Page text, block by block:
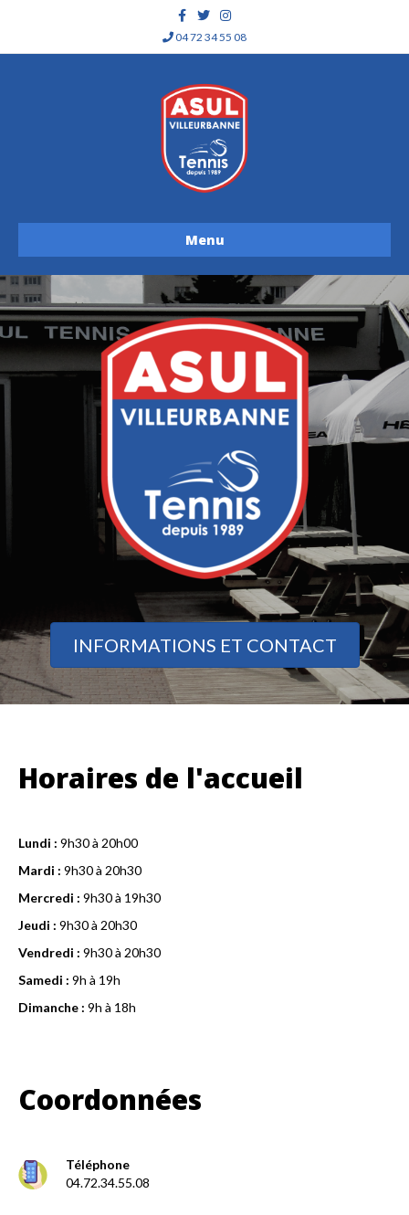
FacebookTwitterInstagram
04 72 34 55 08
Menu
INFORMATIONS ET CONTACT
Horaires de l'accueil
Lundi : 9h30 à 20h00
Mardi : 9h30 à 20h30
Mercredi : 9h30 à 19h30
Jeudi : 9h30 à 20h30
Vendredi : 9h30 à 20h30
Samedi : 9h à 19h
Dimanche : 9h à 18h
Coordonnées
Téléphone
04.72.34.55.08